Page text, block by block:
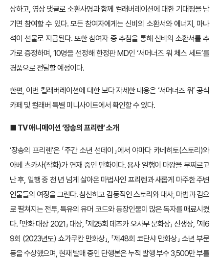
상하고, 영상 댓글로 소환사명과 함께 컬래버레이션에 대한 기대평을 남
기면 참여할 수 있다. 모든 참여자에게는 신비의 소환서와 에너지, 마나
석이 선물로 지급된다. 또한 참여자 중 추첨을 통해 신비의 소환서를 추
가로 증정하며, 10명을 선정해 한정판 MD인 ‘서머너즈 워 체스 세트’를
경품으로 전달할 예정이다.
한편, 이번 컬래버레이션에 대한 보다 자세한 내용은 ‘서머너즈 워’ 공식
카페 및 컬래버 특별 미니사이트에서 확인할 수 있다.
■ TV 애니메이션 ‘장송의 프리렌’ 소개
‘장송의 프리렌’은 「주간 소년 선데이」에서 야마다 카네히토(스토리)와
아베 츠카사(작화)가 연재 중인 만화이다. 용사 일행이 마왕을 무찌르고
난 후, 일행 중 천 년 넘게 살아온 마법사인 프리렌과 새롭게 마주한 주변
인물들의 여정을 그린다. 참신하고 감동적인 스토리와 대사, 마법과 검으
로 펼쳐지는 전투, 특유의 유머 코드와 등장인물이 많은 독자를 매료시켰
다. 「만화 대상 2021」 대상, 「제25회 데즈카 오사무 문화상」 신생상, 「제6
9회 (2023년도) 쇼가쿠칸 만화상」, 「제48회 코단샤 만화상」 소년 부문
등을 수상했으며, 현재 발매 중인 단행본은 누적 발행 부수 3,500만 부를